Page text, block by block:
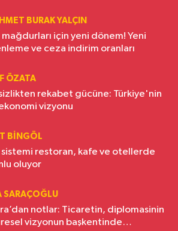
BURAK YALÇIN
mağdurları için yeni dönem! Yeni
ve ceza indirim oranları
ÖZATA
rekabet gücüne: Türkiye'nin
vizyonu
BINGÖL
sistemi restoran, kafe ve otellerde
oluyor
SARAÇOĞLU
notlar: Ticaretin, diplomasinin
vizyonun başkentinde